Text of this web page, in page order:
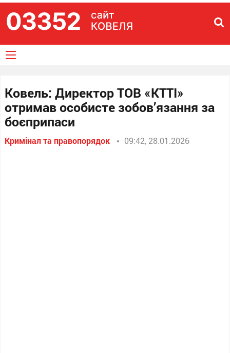
Ковель: Директор ТОВ «КТТІ»
отримав особисте зобов’язання за
боєприпаси
Кримінал та правопорядок 09:42, 28.01.2026